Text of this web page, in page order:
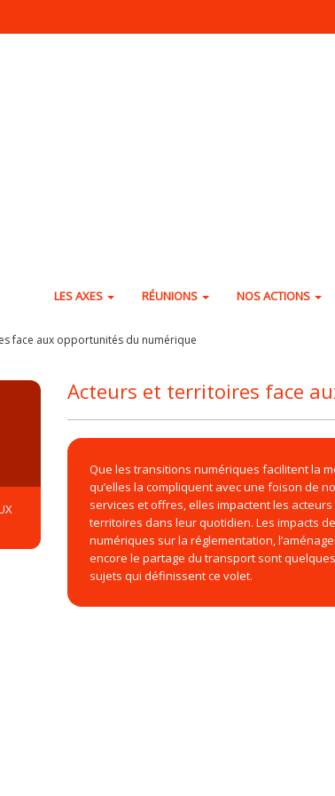
LES AXES RÉUNIONS NOS ACTIONS
face aux opportunités du numérique
Acteurs et territoires face
Que les transitions numériques facilitent la
qu’elles la compliquent avec une foison de
services et offres, elles impactent les acteurs
territoires dans leur quotidien. Les impacts
numériques sur la réglementation,
encore le partage du transport sont
sujets qui définissent ce volet.